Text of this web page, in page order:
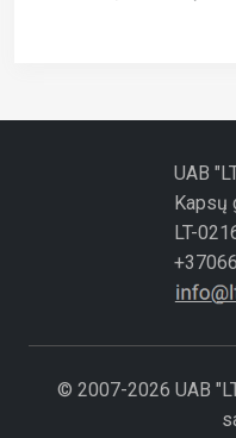
UAB
Kapsų
LT-
© 2007-2026 UAB